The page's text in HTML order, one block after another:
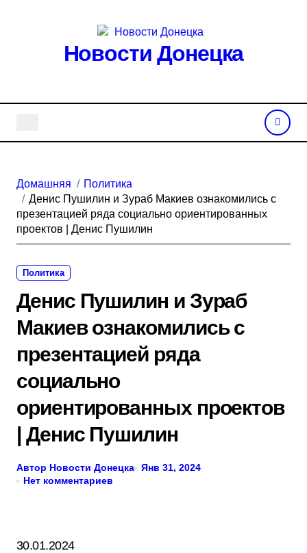
Новости Донецка
Домашняя
Политика
Денис Пушилин и Зураб Макиев ознакомились с
презентацией ряда социально ориентированных
проектов | Денис Пушилин
Политика
Денис Пушилин и Зураб
Макиев ознакомились с
презентацией ряда
социально
ориентированных проектов
| Денис Пушилин
Автор Новости Донецка
Янв 31, 2024
Нет комментариев
30.01.2024